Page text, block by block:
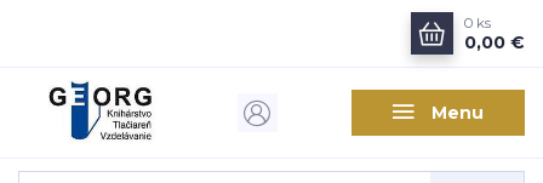
Menu
0 ks
0,00 €